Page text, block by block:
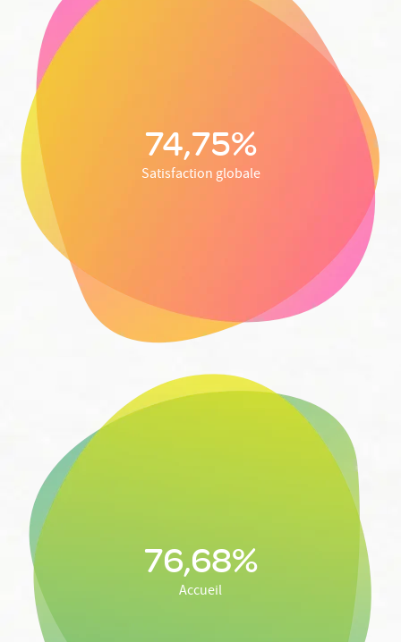
74,75%
Satisfaction globale
76,68%
Accueil